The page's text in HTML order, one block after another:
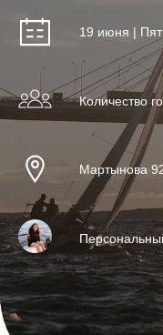
19 июня |
Количество
Мартынова